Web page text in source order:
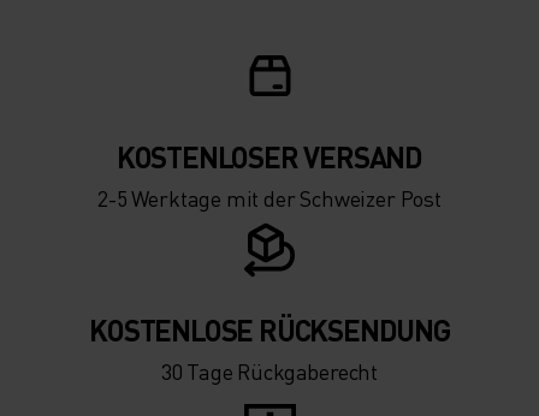
-20°
-25°
-20°
-25°
KOSTENLOSER VERSAND
2-5 Werktage mit der Schweizer Post
KOSTENLOSE RÜCKSENDUNG
30 Tage Rückgaberecht